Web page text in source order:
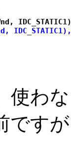
使わ
です